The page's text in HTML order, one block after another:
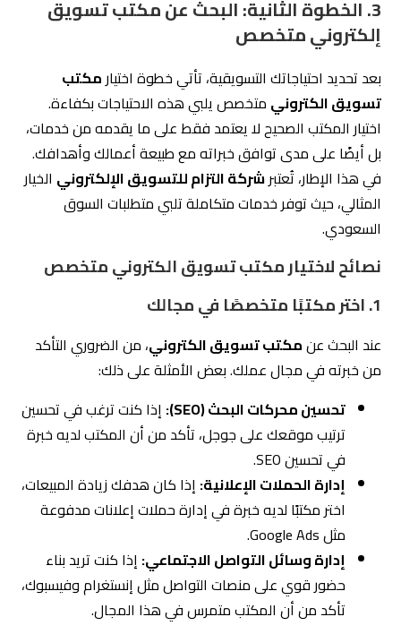
عند البحث عن مكتب تسويق الكتروني، من الضروري التأكد
من خبرته في مجال عملك. بعض الأمثلة على ذلك:
تحسين محركات البحث (SEO):
إذا كنت ترغب في تحسين
ترتيب موقعك على جوجل، تأكد من أن المكتب لديه خبرة
في تحسين SEO.
إدارة الحملات الإعلانية:إذا كان هدفك زيادة المبيعات،
اختر مكتبًا لديه خبرة في إدارة حملات إعلانات مدفوعة
مثل Google Ads.
إدارة وسائل التواصل الاجتماعي:
حضور قوي على منصات التواصل مثل إنستغرام وفيسبوك،
تأكد من أن المكتب متمرس في هذا المجال.
تُقدم خدمات شاملة في هذه المجالات، مما
يجعلها خيارًا مثاليًا للشركات التي تبحث عن نتائج ملموسة.
اطلب من المكتب أمثلة على مشاريع سابقة لمعرفة
مستوى جودة خدماته.
راجع تقارير الأداء الخاصة بحملات تسويقية نفذها
المكتب.
تحقق من تقييمات العملاء السابقين لمعرفة مدى
رضاهم عن الخدمات المقدمة.